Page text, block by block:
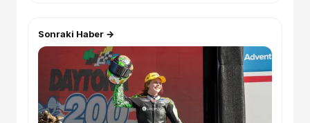
Sonraki Haber →